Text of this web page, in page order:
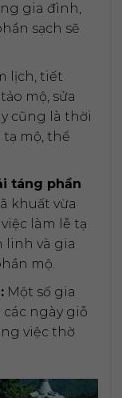
gia đình,
sạch sẽ
lịch, tiết
mộ, sửa
cũng là thời
mộ, thể
táng phần
khuất vừa
làm lễ tạ
linh và gia
mộ.
Một số gia
ngày giỗ
việc thờ